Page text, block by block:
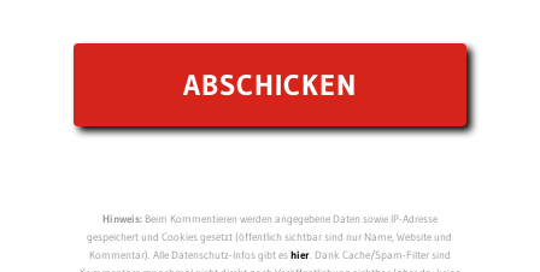
Hinweis:Beim Kommentieren werden angegebene Daten sowie IP-Adresse
gespeichert und Cookies gesetzt (öffentlich sichtbar sind nur Name, Website und
Kommentar). Alle Datenschutz-Infos gibt eshier. Dank Cache/Spam-Filter sind